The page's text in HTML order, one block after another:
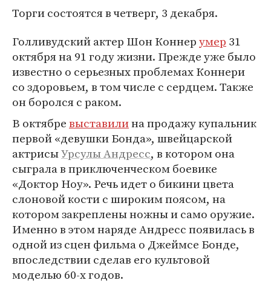
Торги состоятся в четверг, 3 декабря.
Голливудский актер Шон Коннерумер 31
октября на 91 году жизни. Прежде уже было
известно о серьезных проблемах Коннери
со здоровьем, в том числе с сердцем. Также
он боролся с раком.
В октябревыставилина продажу купальник
первой «девушки Бонда», швейцарской
актрисыУрсулы Андресс, в котором она
сыграла в приключенческом боевике
«Доктор Ноу». Речь идет о бикини цвета
слоновой кости с широким поясом, на
котором закреплены ножны и само оружие.
Именно в этом наряде Андресс появилась в
одной из сцен фильма о Джеймсе Бонде,
впоследствии сделав его культовой
моделью 60-х годов.